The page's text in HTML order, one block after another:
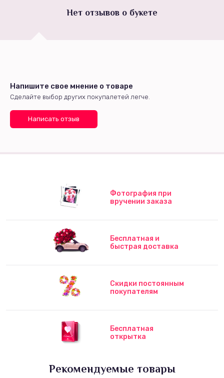
Нет отзывов о букете
Напишите свое мнение о товаре
Сделайте выбор других покупалетей легче.
Написать отзыв
Фотография при
вручении заказа
Бесплатная и
быстрая доставка
Скидки постоянным
покупателям
Бесплатная
открытка
Рекомендуемые товары